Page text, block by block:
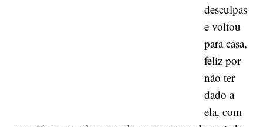
desculpas
e voltou
para casa,
feliz por
não ter
dado a
ela, com